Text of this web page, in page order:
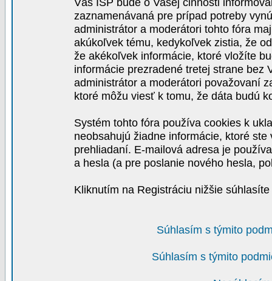
zaznamenávaná pre prípad potreby
administrátor a moderátori tohto fóra
akúkoľvek tému, kedykoľvek zistia, že
že akékoľvek informácie, ktoré vložíte
informácie prezradené tretej strane bez
administrátor a moderátori považovaní
ktoré môžu viesť k tomu, že dáta budú
Systém tohto fóra používa cookies k
neobsahujú žiadne informácie, ktoré
prehliadaní. E-mailová adresa je
a hesla (a pre poslanie nového hesla,
Kliknutím na Registráciu nižšie
Súhlasím s týmito
Súhlasím s týmito